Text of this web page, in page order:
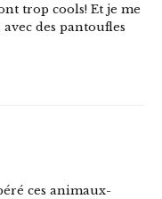
trop cools! Et je me
des pantoufles
ces animaux-